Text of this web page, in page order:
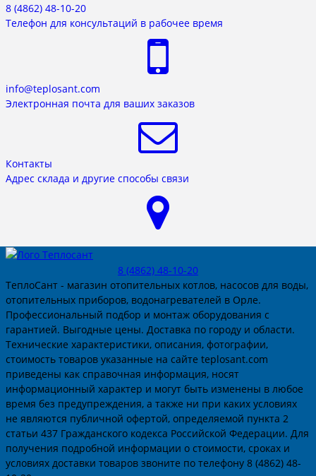
8 (4862) 48-10-20
Телефон для консультаций в рабочее время
info@teplosant.com
Электронная почта для ваших заказов
Контакты
Адрес склада и другие способы связи
8 (4862) 48-10-20
ТеплоСант - магазин отопительных котлов, насосов для воды,
отопительных приборов, водонагревателей в Орле.
Профессиональный подбор и монтаж оборудования с
гарантией. Выгодные цены. Доставка по городу и области.
Технические характеристики, описания, фотографии,
стоимость товаров указанные на сайте teplosant.com
приведены как справочная информация, носят
информационный характер и могут быть изменены в любое
время без предупреждения, а также ни при каких условиях
не являются публичной офертой, определяемой пункта 2
статьи 437 Гражданского кодекса Российской Федерации. Для
получения подробной информации о стоимости, сроках и
условиях доставки товаров звоните по телефону 8 (4862) 48-